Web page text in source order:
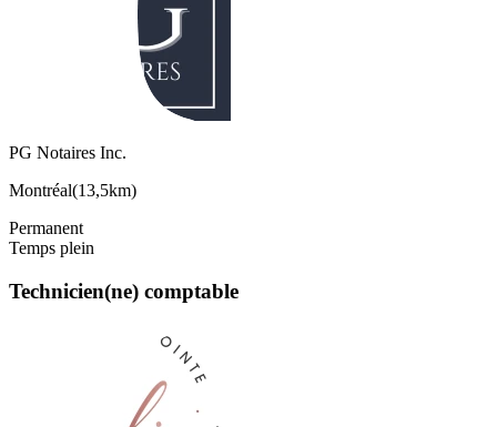
PG Notaires Inc.
Montréal(13,5km)
Permanent
Temps plein
Technicien(ne) comptable